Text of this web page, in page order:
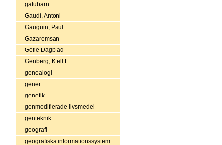
gatubarn
Gaudí, Antoni
Gauguin, Paul
Gazaremsan
Gefle Dagblad
Genberg, Kjell E
genealogi
gener
genetik
genmodifierade livsmedel
genteknik
geografi
geografiska informationssystem